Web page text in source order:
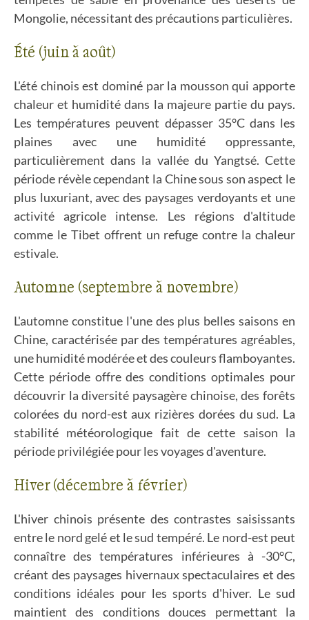
Mongolie, nécessitant des précautions particulières.
Été (juin à août)
L'été chinois est dominé par la mousson qui apporte
chaleur et humidité dans la majeure partie du pays.
Les températures peuvent dépasser 35°C dans les
plaines avec une humidité oppressante,
particulièrement dans la vallée du Yangtsé. Cette
période révèle cependant la Chine sous son aspect le
plus luxuriant, avec des paysages verdoyants et une
activité agricole intense. Les régions d'altitude
comme le Tibet offrent un refuge contre la chaleur
estivale.
Automne (septembre à novembre)
L'automne constitue l'une des plus belles saisons en
Chine, caractérisée par des températures agréables,
une humidité modérée et des couleurs flamboyantes.
Cette période offre des conditions optimales pour
découvrir la diversité paysagère chinoise, des forêts
colorées du nord-est aux rizières dorées du sud. La
stabilité météorologique fait de cette saison la
période privilégiée pour les voyages d'aventure.
Hiver (décembre à février)
L'hiver chinois présente des contrastes saisissants
entre le nord gelé et le sud tempéré. Le nord-est peut
connaître des températures inférieures à -30°C,
créant des paysages hivernaux spectaculaires et des
conditions idéales pour les sports d'hiver. Le sud
maintient des conditions douces permettant la